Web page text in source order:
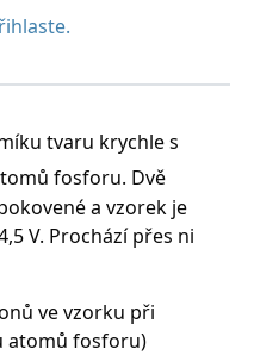
tvaru krychle s
fosforu. Dvě
a vzorek je
V. Prochází přes ni
ve vzorku při
atomů fosforu)